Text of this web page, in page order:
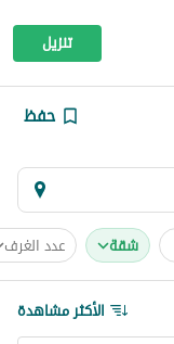
تنزيل
حفظ
شقة عدد الغرف
الأكثر مشاهدة